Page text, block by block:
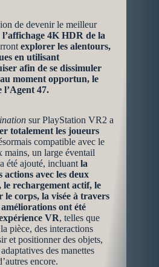
de devenir le meilleur
l’affichage 4K HDR de la
explorer les alentours,
en utilisant
afin de se dissimuler
moment opportun, le
l’Agent 47.
sur PlayStation VR2 a
totalement les joueurs
compatible avec le
mains, un large éventail
été ajouté, incluant la
actions avec les deux
le rechargement actif, le
le corps, la visée à travers
améliorations ont été
VR, telles que
pièce, des interactions
et positionner des objets,
des manettes
encore.